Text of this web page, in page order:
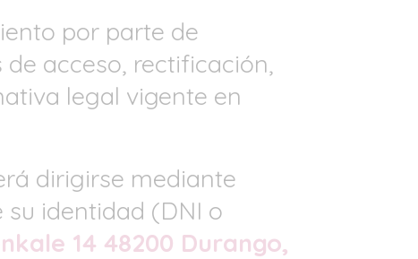
por parte de
acceso, rectificación,
legal vigente en
dirigirse mediante
identidad (DNI o
14 48200 Durango,